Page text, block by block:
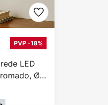
LED
Ø
PVP -18%